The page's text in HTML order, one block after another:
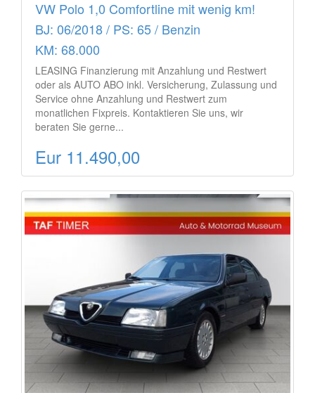
VW Polo 1,0 Comfortline mit wenig km!
BJ: 06/2018 / PS: 65 / Benzin
KM: 68.000
LEASING Finanzierung mit Anzahlung und Restwert
oder als AUTO ABO inkl. Versicherung, Zulassung und
Service ohne Anzahlung und Restwert zum
monatlichen Fixpreis. Kontaktieren Sie uns, wir
beraten Sie gerne...
Eur 11.490,00